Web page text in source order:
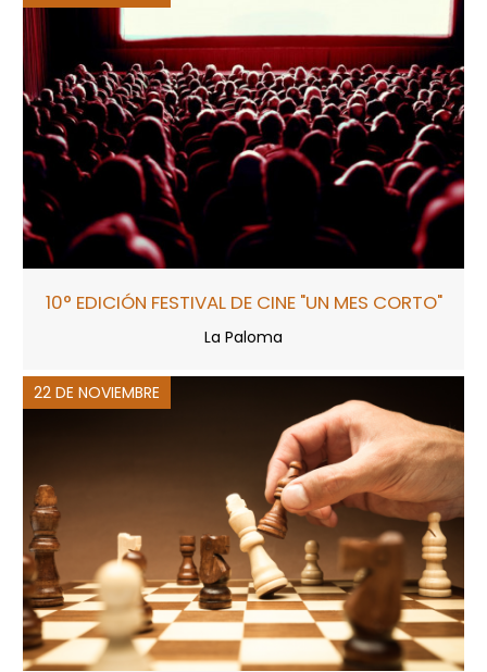
10° EDICIÓN FESTIVAL DE CINE "UN MES CORTO"
La Paloma
22 DE NOVIEMBRE